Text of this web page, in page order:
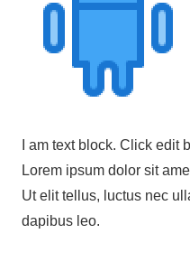
I am text block. Click edit
Lorem ipsum dolor sit
Ut elit tellus, luctus nec
dapibus leo.